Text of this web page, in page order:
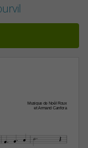
Musique de Noël Roux
et Armand Canfora
   
